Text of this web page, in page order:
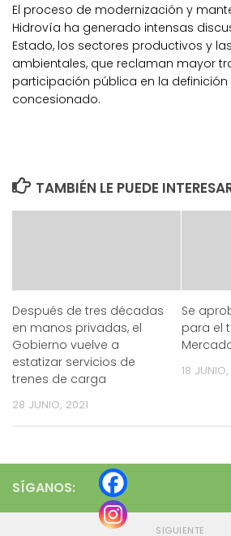
El proceso de modernización y
Hidrovía ha generado intensas
Estado, los sectores productivos y
ambientales, que reclaman mayor
participación pública en la
concesionado.
TAMBIÉN LE PUEDE
Después de tres décadas
en manos privadas, el
Gobierno vuelve a
estatizar servicios de
trenes de carga
28 JUNIO, 2021
Se
para el
18
SÍGANOS:
SIGUIENTE